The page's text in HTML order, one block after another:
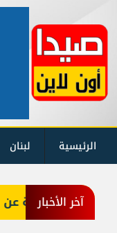
الرئيسية لبنان
آخر الأخبار
التغذية عن صيدا